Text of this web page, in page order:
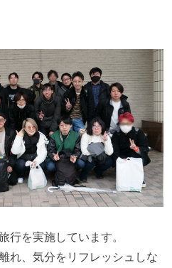
行を実施しています。
れ、気分をリフレッシュしな